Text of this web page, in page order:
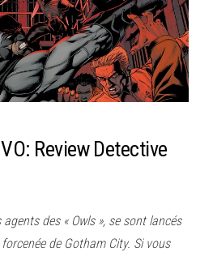
Review Detective
agents des « Owls », se sont lancés
de Gotham City. Si vous